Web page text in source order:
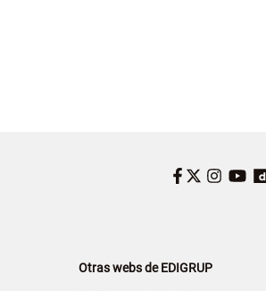
Facebook
Twitter
Otras webs de EDIGRUP